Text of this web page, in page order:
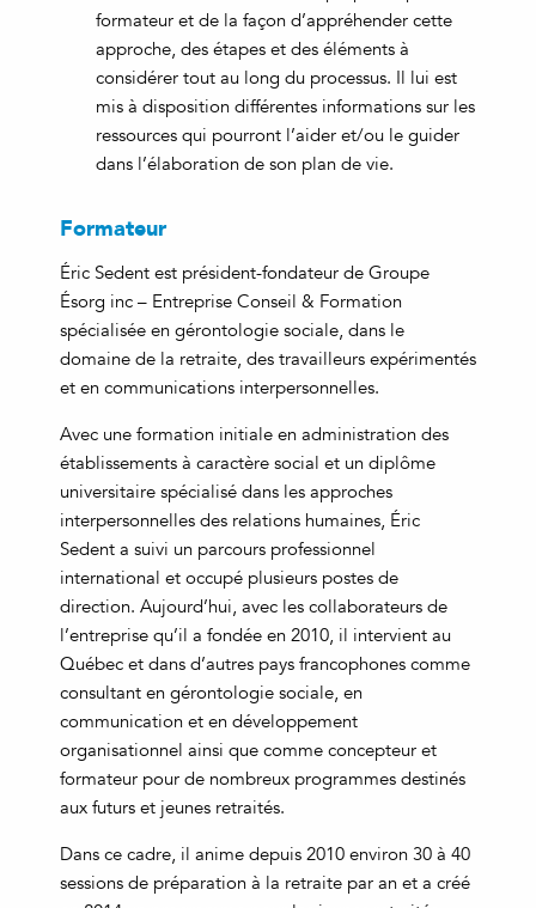
formateur et de la façon d’appréhender cette
approche, des étapes et des éléments à
considérer tout au long du processus. Il lui est
mis à disposition différentes informations sur les
ressources qui pourront l’aider et/ou le guider
dans l’élaboration de son plan de vie.
Formateur
Éric Sedent est président-fondateur de Groupe
Ésorg inc – Entreprise Conseil & Formation
spécialisée en gérontologie sociale, dans le
domaine de la retraite, des travailleurs expérimentés
et en communications interpersonnelles.
Avec une formation initiale en administration des
établissements à caractère social et un diplôme
universitaire spécialisé dans les approches
interpersonnelles des relations humaines, Éric
Sedent a suivi un parcours professionnel
international et occupé plusieurs postes de
direction. Aujourd’hui, avec les collaborateurs de
l’entreprise qu’il a fondée en 2010, il intervient au
Québec et dans d’autres pays francophones comme
consultant en gérontologie sociale, en
communication et en développement
organisationnel ainsi que comme concepteur et
formateur pour de nombreux programmes destinés
aux futurs et jeunes retraités.
Dans ce cadre, il anime depuis 2010 environ 30 à 40
sessions de préparation à la retraite par an et a créé